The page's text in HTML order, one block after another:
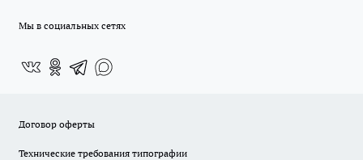
Мы в социальных сетях
Договор оферты
Технические требования типографии